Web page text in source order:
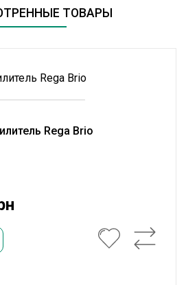
ТОВАРЫ
Rega Brio